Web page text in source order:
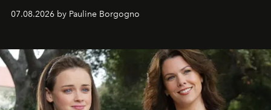
s'arrachent déjà.
07.08.2026 by Pauline Borgogno